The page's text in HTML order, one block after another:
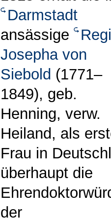
Darmstadt
ansässige
Josepha von
Siebold (1771–
1849), geb.
Henning, verw.
Heiland, als
Frau in
überhaupt die
der